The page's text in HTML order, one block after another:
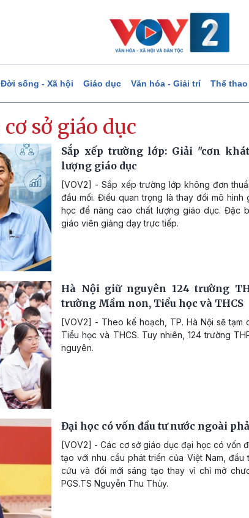
Đời sống - Xã hội Giáo dục Văn hóa - Giải trí Thể thao
cơ sở giáo dục
Sắp xếp trường lớp: Giải "cơn
lượng giáo dục
[VOV2] - Sắp xếp trường lớp không đơn
đầu mối. Điều quan trọng là thay đổi mô
học để nâng cao chất lượng giáo dục. Đặc
giáo viên giảng dạy trực tiếp.
Hà Nội giữ nguyên 124 trường
trường Mầm non, Tiểu học và THCS
[VOV2] - Theo kế hoạch, TP. Hà Nội sẽ tạm
Tiểu học và THCS. Tuy nhiên, 124 trường
nguyên.
Đại học có vốn đầu tư nước ngoài
[VOV2] - Các cơ sở giáo dục đại học có vốn
tạo với nhu cầu phát triển của Việt Nam,
cứu và đổi mới sáng tạo thay vì chỉ mở
PGS.TS Nguyễn Thu Thủy.